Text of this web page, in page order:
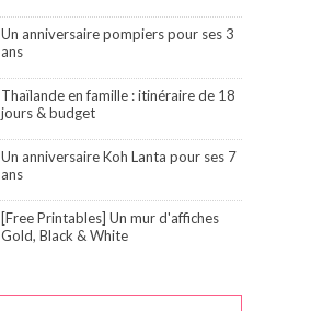
Un anniversaire pompiers pour ses 3
ans
Thaïlande en famille : itinéraire de 18
jours & budget
Un anniversaire Koh Lanta pour ses 7
ans
[Free Printables] Un mur d'affiches
Gold, Black & White